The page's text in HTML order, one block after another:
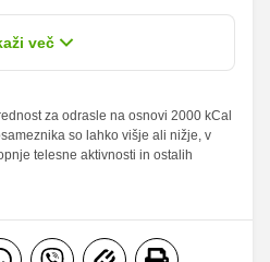
g
0.41 % 1.17 %
g 20.41 % 57.86 %
g 1.88 %
5.32 %
več
za odrasle na osnovi 2000 kCal
so lahko višje ali nižje, v
telesne aktivnosti in ostalih